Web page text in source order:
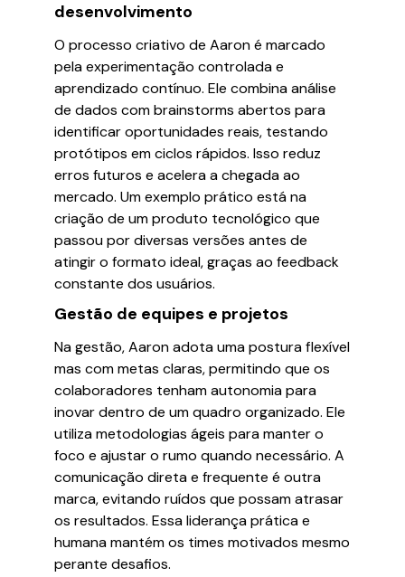
desenvolvimento
O processo criativo de Aaron é marcado
pela experimentação controlada e
aprendizado contínuo. Ele combina análise
de dados com brainstorms abertos para
identificar oportunidades reais, testando
protótipos em ciclos rápidos. Isso reduz
erros futuros e acelera a chegada ao
mercado. Um exemplo prático está na
criação de um produto tecnológico que
passou por diversas versões antes de
atingir o formato ideal, graças ao feedback
constante dos usuários.
Gestão de equipes e projetos
Na gestão, Aaron adota uma postura flexível
mas com metas claras, permitindo que os
colaboradores tenham autonomia para
inovar dentro de um quadro organizado. Ele
utiliza metodologias ágeis para manter o
foco e ajustar o rumo quando necessário. A
comunicação direta e frequente é outra
marca, evitando ruídos que possam atrasar
os resultados. Essa liderança prática e
humana mantém os times motivados mesmo
perante desafios.